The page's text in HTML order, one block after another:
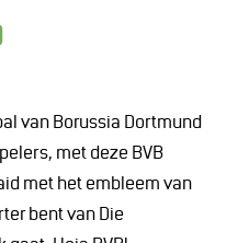
van Borussia Dortmund
met deze BVB
met het embleem van
bent van Die